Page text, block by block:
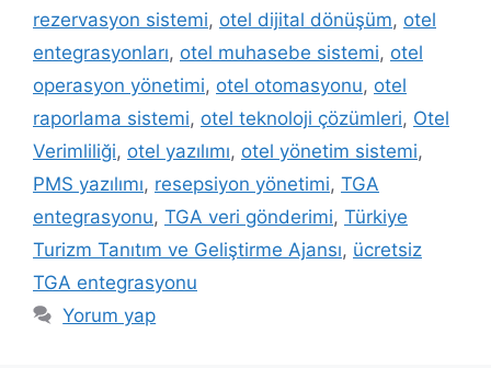
rezervasyon sistemi, otel dijital dönüşüm, otel
entegrasyonları, otel muhasebe sistemi, otel
operasyon yönetimi, otel otomasyonu, otel
raporlama sistemi, otel teknoloji çözümleri, Otel
Verimliliği, otel yazılımı, otel yönetim sistemi,
PMS yazılımı, resepsiyon yönetimi, TGA
entegrasyonu, TGA veri gönderimi, Türkiye
Turizm Tanıtım ve Geliştirme Ajansı, ücretsiz
TGA entegrasyonu
Yorum yap